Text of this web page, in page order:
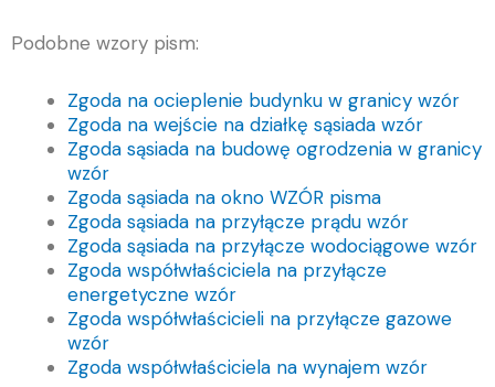
Podobne wzory pism:
Zgoda na ocieplenie budynku w granicy wzór
Zgoda na wejście na działkę sąsiada wzór
Zgoda sąsiada na budowę ogrodzenia w granicy
wzór
Zgoda sąsiada na okno WZÓR pisma
Zgoda sąsiada na przyłącze prądu wzór
Zgoda sąsiada na przyłącze wodociągowe wzór
Zgoda współwłaściciela na przyłącze
energetyczne wzór
Zgoda współwłaścicieli na przyłącze gazowe
wzór
Zgoda współwłaściciela na wynajem wzór